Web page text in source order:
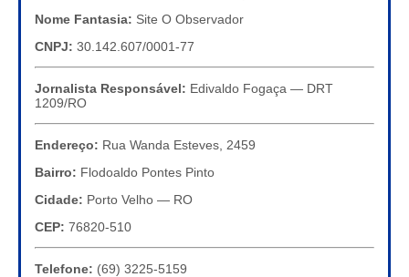
Nome Fantasia: Site O Observador
CNPJ: 30.142.607/0001-77
Jornalista Responsável: Edivaldo Fogaça — DRT
1209/RO
Endereço: Rua Wanda Esteves, 2459
Bairro: Flodoaldo Pontes Pinto
Cidade: Porto Velho — RO
CEP: 76820-510
Telefone: (69) 3225-5159